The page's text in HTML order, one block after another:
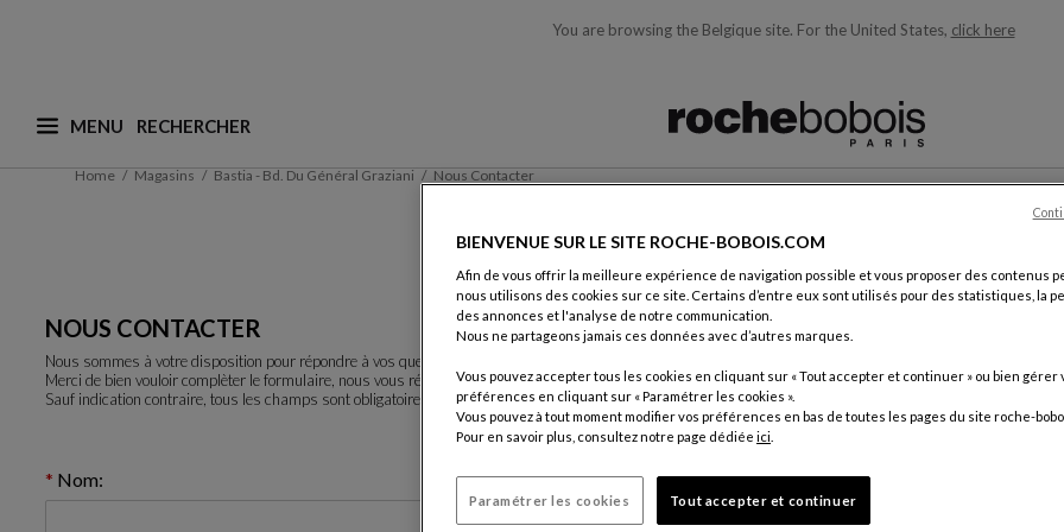
You are browsing the Belgique site. For the United States, click here
MENU
Que recherchez-vous ? (nous adaptons les suggestions en fonction de ce que vous recherchez)
Home Magasins Bastia - Bd. Du Général Graziani Nous Contacter
NOUS CONTACTER
NOUS CONTACTER
Nous sommes à votre disposition pour répondre à vos questions.
Merci de bien vouloir complèter le formulaire, nous vous répondrons rapidement.
Sauf indication contraire, tous les champs sont obligatoires.
Nom:
Par
BIENVENUE SUR LE SITE ROCHE-BOBOIS.COM
Afin de vous offrir la meilleure expérience de navigation possible et vous proposer des contenus
nous utilisons des cookies sur ce site. Certains d’entre eux sont utilisés pour des statistiques, la
des annonces et l'analyse de notre communication.
Nous ne partageons jamais ces données avec d’autres marques.
Vous pouvez accepter tous les cookies en cliquant sur « Tout accepter et continuer » ou bien gérer
préférences en cliquant sur « Paramétrer les cookies ».
Vous pouvez à tout moment modifier vos préférences en bas de toutes les pages du site roche-
Pour en savoir plus, consultez notre page dédiée ici
Paramétrer les cookies Tout accepter et continuer